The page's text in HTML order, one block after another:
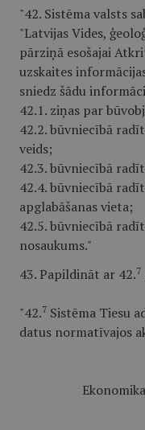
"42. Sistēma valsts
"Latvijas Vides,
pārziņā esošajai
uzskaites
sniedz šādu
42.1. ziņas par
42.2. būvniecībā
veids;
42.3. būvniecībā
42.4. būvniecībā
apglabāšanas vieta;
42.5. būvniecībā
nosaukums."
43. Papildināt ar 42.7
"42.7 Sistēma Tiesu
datus normatīvajos